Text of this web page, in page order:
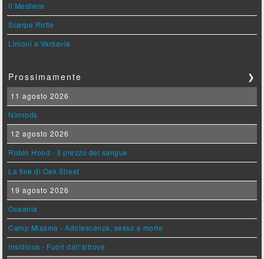
Il Mestiere
Scarpe Rotte
Limoni a Varsavia
Prossimamente ❯
11 agosto 2026
Nimrods
12 agosto 2026
Robin Hood - Il prezzo del sangue
La fine di Oak Street
19 agosto 2026
Oceania
Camp Miasma - Adolescenza, sesso e morte
Insidious - Fuori dall'altrove